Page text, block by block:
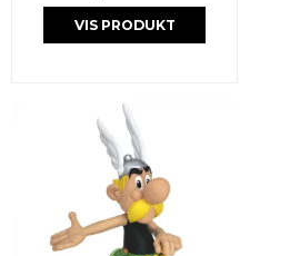
VIS PRODUKT